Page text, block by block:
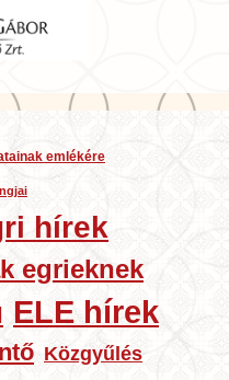
emlékére
hírek
egrieknek
ELE hírek
Közgyűlés